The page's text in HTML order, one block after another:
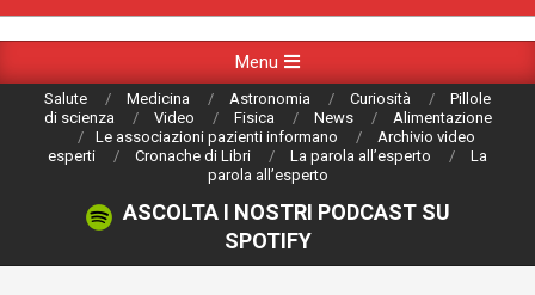
Navigation
Menu
Salute Medicina Astronomia Curiosità
Pillole
di scienza
Video Fisica News
Alimentazione
Le associazioni pazienti informano
Archivio video
esperti
Cronache di Libri La parola all’esperto
La
parola all’esperto
ASCOLTA I NOSTRI PODCAST SU
SPOTIFY